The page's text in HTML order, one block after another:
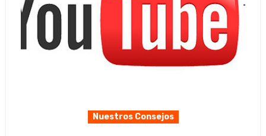
Nuestros Consejos